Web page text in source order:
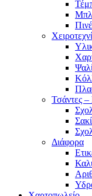
Τσάντες –
Διάφορα